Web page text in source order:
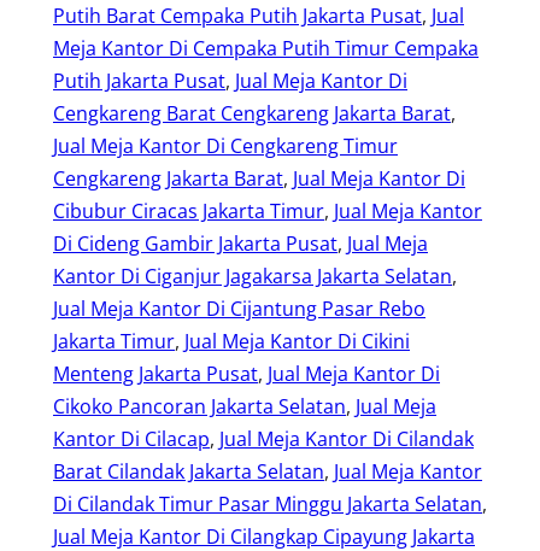
Putih Barat Cempaka Putih Jakarta Pusat, Jual
Meja Kantor Di Cempaka Putih Timur Cempaka
Putih Jakarta Pusat, Jual Meja Kantor Di
Cengkareng Barat Cengkareng Jakarta Barat
Jual Meja Kantor Di Cengkareng Timur
Cengkareng Jakarta Barat, Jual Meja Kantor Di
Cibubur Ciracas Jakarta Timur, Jual Meja Kantor
Di Cideng Gambir Jakarta Pusat, Jual Meja
Kantor Di Ciganjur Jagakarsa Jakarta Selatan
Jual Meja Kantor Di Cijantung Pasar Rebo
Jakarta Timur, Jual Meja Kantor Di Cikini
Menteng Jakarta Pusat, Jual Meja Kantor Di
Cikoko Pancoran Jakarta Selatan, Jual Meja
Kantor Di Cilacap, Jual Meja Kantor Di Cilandak
Barat Cilandak Jakarta Selatan, Jual Meja Kantor
Di Cilandak Timur Pasar Minggu Jakarta Selatan
Jual Meja Kantor Di Cilangkap Cipayung Jakarta